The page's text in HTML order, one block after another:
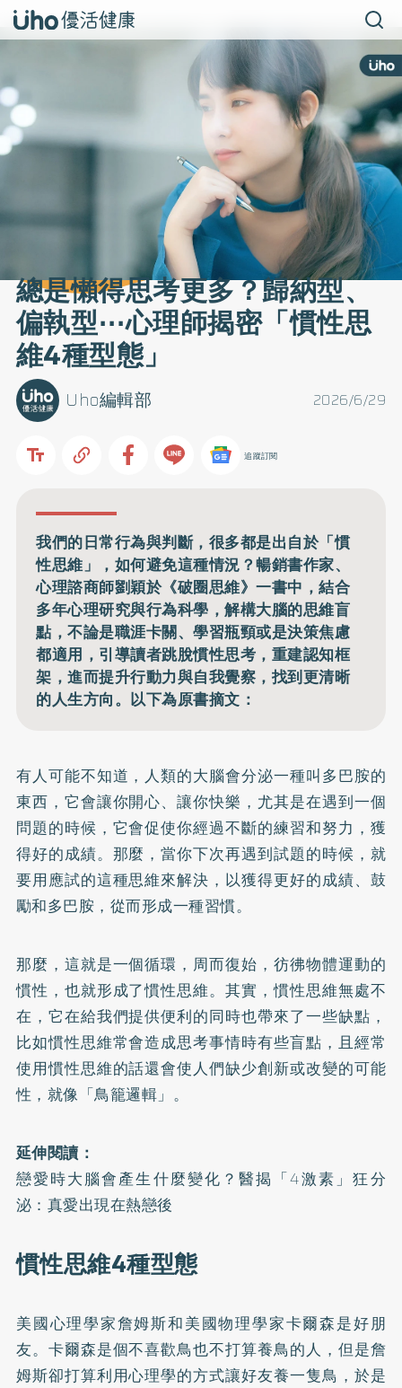
總是懶得思考更多？歸納型、
偏執型⋯心理師揭密「慣性思
維4種型態」
2026/6/29
Uho編輯部
追蹤訂閱
我們的日常行為與判斷，很多都是出自於「慣
性思維」，如何避免這種情況？暢銷書作家、
心理諮商師劉穎於《破圈思維》一書中，結合
多年心理研究與行為科學，解構大腦的思維盲
點，不論是職涯卡關、學習瓶頸或是決策焦慮
都適用，引導讀者跳脫慣性思考，重建認知框
架，進而提升行動力與自我覺察，找到更清晰
的人生方向。以下為原書摘文：
有人可能不知道，人類的大腦會分泌一種叫多巴胺的
東西，它會讓你開心、讓你快樂，尤其是在遇到一個
問題的時候，它會促使你經過不斷的練習和努力，獲
得好的成績。那麼，當你下次再遇到試題的時候，就
要用應試的這種思維來解決，以獲得更好的成績、鼓
勵和多巴胺，從而形成一種習慣。
那麼，這就是一個循環，周而復始，彷彿物體運動的
慣性，也就形成了慣性思維。其實，慣性思維無處不
在，它在給我們提供便利的同時也帶來了一些缺點，
比如慣性思維常會造成思考事情時有些盲點，且經常
使用慣性思維的話還會使人們缺少創新或改變的可能
性，就像「鳥籠邏輯」。
延伸閱讀：
戀愛時大腦會產生什麼變化？醫揭「4激素」狂分
泌：真愛出現在熱戀後
慣性思維4種型態
美國心理學家詹姆斯和美國物理學家卡爾森是好朋
友。卡爾森是個不喜歡鳥也不打算養鳥的人，但是詹
姆斯卻打算利用心理學的方式讓好友養一隻鳥，於是